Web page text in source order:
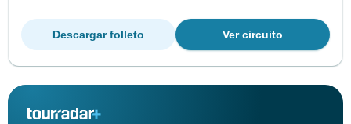
Ver circuito
Descargar folleto